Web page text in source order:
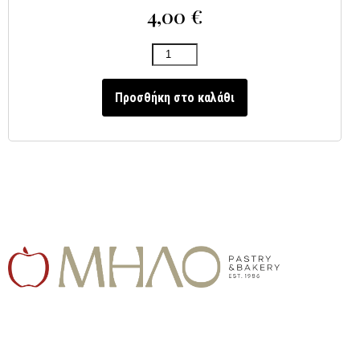
4,00 €
Προσθήκη στο καλάθι